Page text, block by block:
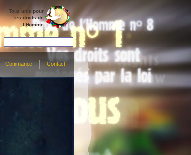
Tous unis pour
les droits de
l’Homme
Commande Contact